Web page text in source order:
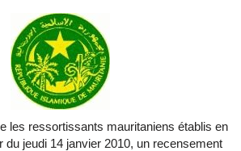
les ressortissants mauritaniens établis en
du jeudi 14 janvier 2010, un recensement